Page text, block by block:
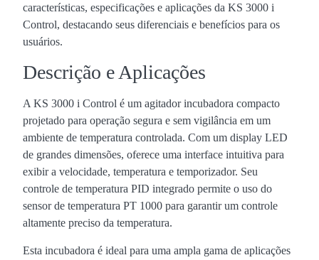
características, especificações e aplicações da KS 3000 i
Control, destacando seus diferenciais e benefícios para os
usuários.
Descrição e Aplicações
A KS 3000 i Control é um agitador incubadora compacto
projetado para operação segura e sem vigilância em um
ambiente de temperatura controlada. Com um display LED
de grandes dimensões, oferece uma interface intuitiva para
exibir a velocidade, temperatura e temporizador. Seu
controle de temperatura PID integrado permite o uso do
sensor de temperatura PT 1000 para garantir um controle
altamente preciso da temperatura.
Esta incubadora é ideal para uma ampla gama de aplicações